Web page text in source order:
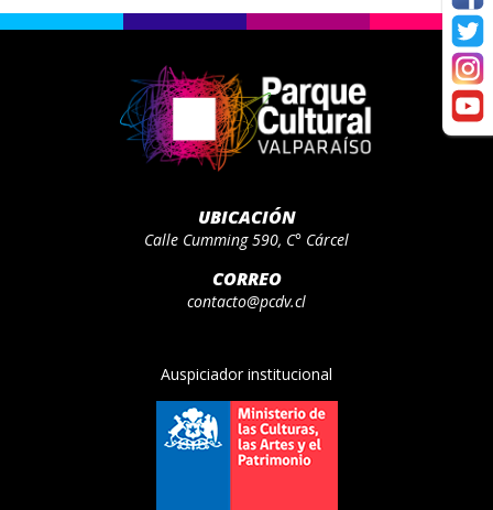
UBICACIÓN
Calle Cumming 590, C° Cárcel
CORREO
contacto@pcdv.cl
Auspiciador institucional